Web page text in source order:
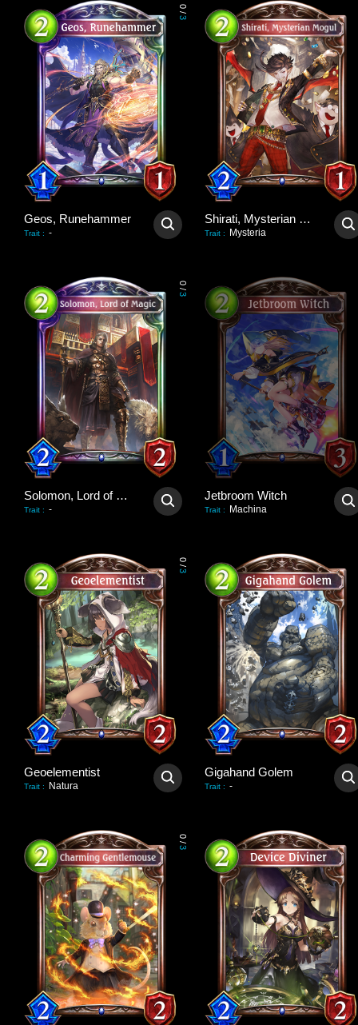
0
/
3
Geos, Runehammer
Trait : -
Shirati, Mysterian Mogul
Trait : Mysteria
0
/
3
Solomon, Lord of Magic
Trait : -
Jetbroom Witch
Trait : Machina
0
/
3
Geoelementist
Trait : Natura
Gigahand Golem
Trait : -
0
/
3